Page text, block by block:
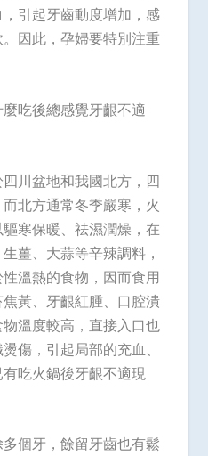
引起牙齒動度增加，感
因此，孕婦要特別注重
吃後總感覺牙齦不適
川盆地和我國北方，四
北方通常冬季嚴寒，火
寒保暖、祛濕潤燥，在
薑、大蒜等辛辣調料，
溫熱的食物，因而食用
黃、牙齦紅腫、口腔潰
溫度較高，直接入口也
傷，引起局部的充血、
吃火鍋後牙齦不適現
個牙，餘留牙齒也有鬆